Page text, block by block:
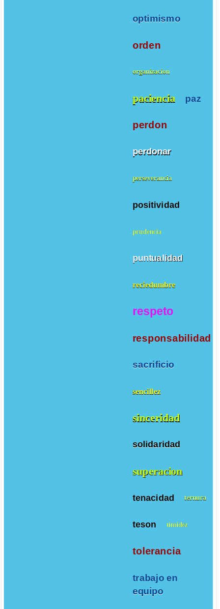
optimismo
orden
organizacion
paciencia paz
perdon
perdonar
perseverancia
positividad
prudencia
puntualidad
reciedumbre
respeto
responsabilidad
sacrificio
sencillez
sinceridad
solidaridad
superacion
tenacidad ternura
teson timidez
tolerancia
trabajo en
equipo